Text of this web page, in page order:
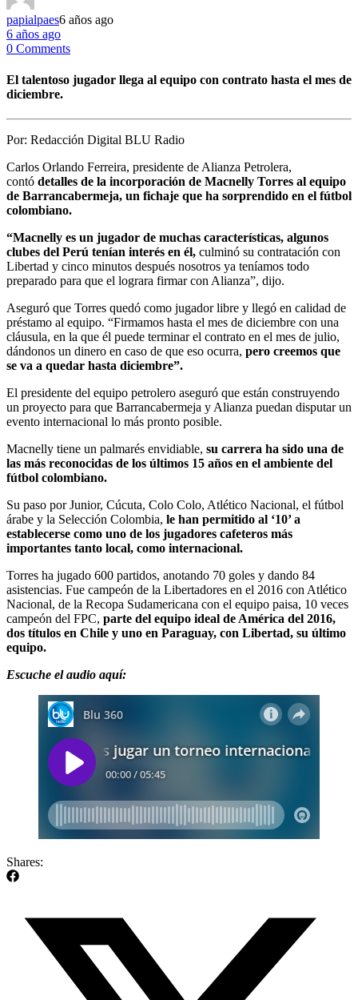
papialpaes6 años ago
6 años ago
0 Comments
El talentoso jugador llega al equipo con contrato hasta el mes de
diciembre.
Por: Redacción Digital BLU Radio
Carlos Orlando Ferreira, presidente de Alianza Petrolera,
contó detalles de la incorporación de Macnelly Torres al equipo
de Barrancabermeja, un fichaje que ha sorprendido en el fútbol
colombiano.
“Macnelly es un jugador de muchas características, algunos
clubes del Perú tenían interés en él, culminó su contratación con
Libertad y cinco minutos después nosotros ya teníamos todo
preparado para que el lograra firmar con Alianza”, dijo.
Aseguró que Torres quedó como jugador libre y llegó en calidad de
préstamo al equipo. “Firmamos hasta el mes de diciembre con una
cláusula, en la que él puede terminar el contrato en el mes de julio,
dándonos un dinero en caso de que eso ocurra, pero creemos que
se va a quedar hasta diciembre”.
El presidente del equipo petrolero aseguró que están construyendo
un proyecto para que Barrancabermeja y Alianza puedan disputar un
evento internacional lo más pronto posible.
Macnelly tiene un palmarés envidiable, su carrera ha sido una de
las más reconocidas de los últimos 15 años en el ambiente del
fútbol colombiano.
Su paso por Junior, Cúcuta, Colo Colo, Atlético Nacional, el fútbol
árabe y la Selección Colombia, le han permitido al ‘10’ a
establecerse como uno de los jugadores cafeteros más
importantes tanto local, como internacional.
Torres ha jugado 600 partidos, anotando 70 goles y dando 84
asistencias. Fue campeón de la Libertadores en el 2016 con Atlético
Nacional, de la Recopa Sudamericana con el equipo paisa, 10 veces
campeón del FPC, parte del equipo ideal de América del 2016,
dos títulos en Chile y uno en Paraguay, con Libertad, su último
equipo.
Escuche el audio aquí:
Shares: